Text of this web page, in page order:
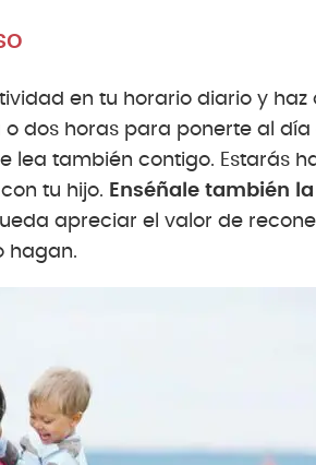
en tu horario diario y
dos horas para ponerte al
lea también contigo. Estarás
tu hijo. Enséñale también
apreciar el valor de
hagan.